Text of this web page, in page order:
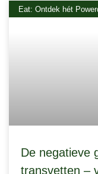
Eat: Ontdek hét
De negatieve
transvetten –